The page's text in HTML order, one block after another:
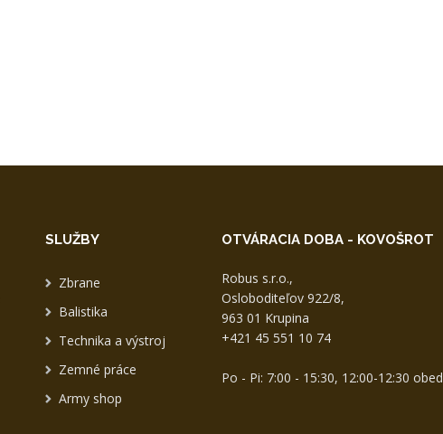
SLUŽBY
Zbrane
Balistika
Technika a výstroj
Zemné práce
Army shop
OTVÁRACIA DOBA - KOVOŠROT
Robus s.r.o.,
Osloboditeľov 922/8,
963 01 Krupina
+421 45 551 10 74
Po - Pi: 7:00 - 15:30, 12:00-12:30 obed